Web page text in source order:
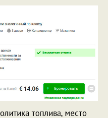
топлива, место